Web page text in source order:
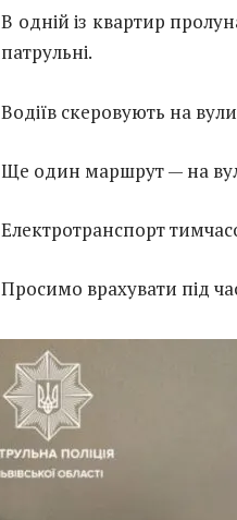
В одній із квартир
патрульні.
Водіїв скеровують на
Ще один маршрут — на
Електротранспорт
Просимо врахувати під